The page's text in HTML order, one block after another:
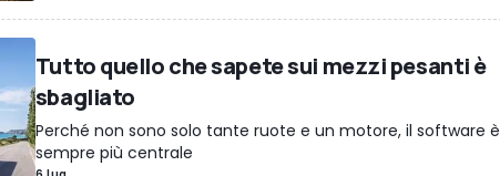
Tutto quello che sapete sui mezzi pesanti è
sbagliato
Perché non sono solo tante ruote e un motore, il software è
sempre più centrale